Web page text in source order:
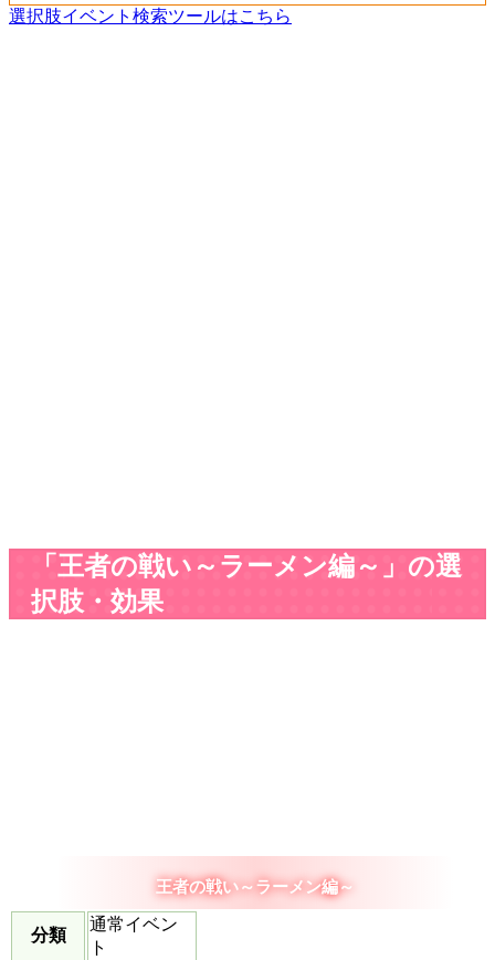
選択肢イベント検索ツールはこちら
「王者の戦い～ラーメン編～」の選
択肢・効果
王者の戦い～ラーメン編～
分類
通常イベン
ト